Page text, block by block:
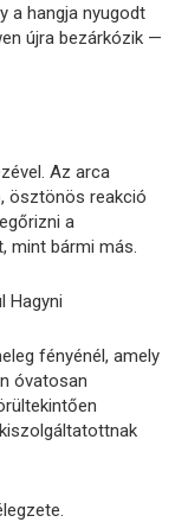
a hangja nyugodt
újra bezárkózik —
Az arca
ösztönös reakció
a
mint bármi más.
Hagyni
fényénél, amely
óvatosan